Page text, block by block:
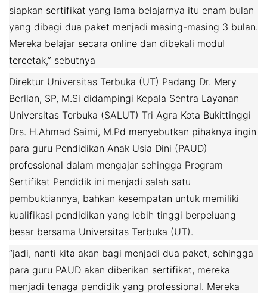
siapkan sertifikat yang lama belajarnya itu enam bulan
yang dibagi dua paket menjadi masing-masing 3 bulan.
Mereka belajar secara online dan dibekali modul
tercetak,” sebutnya
Direktur Universitas Terbuka (UT) Padang Dr. Mery
Berlian, SP, M.Si didampingi Kepala Sentra Layanan
Universitas Terbuka (SALUT) Tri Agra Kota Bukittinggi
Drs. H.Ahmad Saimi, M.Pd menyebutkan pihaknya ingin
para guru Pendidikan Anak Usia Dini (PAUD)
professional dalam mengajar sehingga Program
Sertifikat Pendidik ini menjadi salah satu
pembuktiannya, bahkan kesempatan untuk memiliki
kualifikasi pendidikan yang lebih tinggi berpeluang
besar bersama Universitas Terbuka (UT).
“jadi, nanti kita akan bagi menjadi dua paket, sehingga
para guru PAUD akan diberikan sertifikat, mereka
menjadi tenaga pendidik yang professional. Mereka